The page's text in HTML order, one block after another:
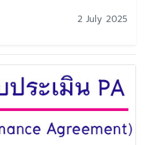
2 July 2025